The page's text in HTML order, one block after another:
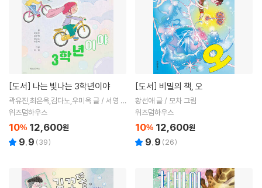
[도서] 나는 빛나는 3학년이야
곽유진,최은옥,김다노,우미옥 글 / 서영 그
림
위즈덤하우스
10% 12,600원
9.9 (39)
[도서] 비밀의 책, 오
황선애 글 / 모차 그림
위즈덤하우스
10% 12,600원
9.9 (26)